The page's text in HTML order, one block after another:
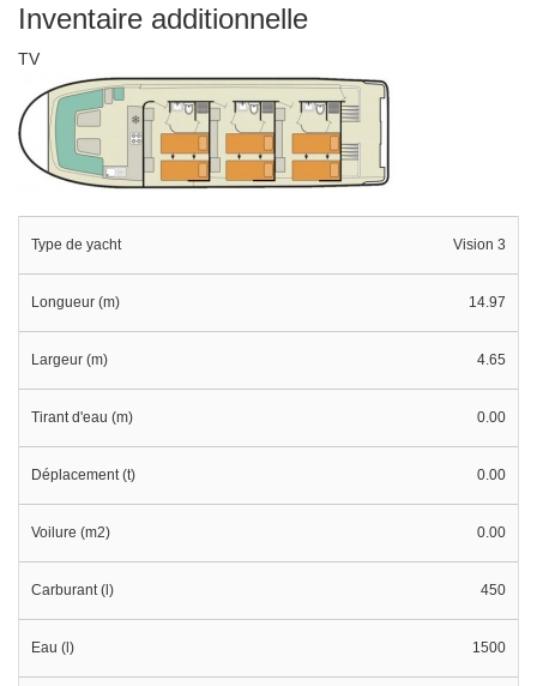
Inventaire additionnelle
TV
Type de yacht Vision 3
Longueur (m) 14.97
Largeur (m) 4.65
Tirant d'eau (m) 0.00
Déplacement (t) 0.00
Voilure (m2) 0.00
Carburant (l) 450
Eau (l) 1500